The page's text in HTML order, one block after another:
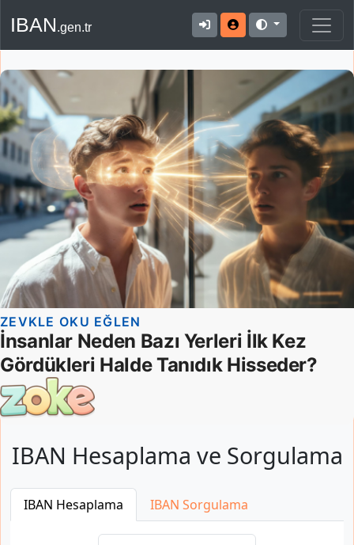
IBAN.gen.tr
IBAN Hesaplama ve Sorgulama
IBAN Hesaplama IBAN Sorgulama